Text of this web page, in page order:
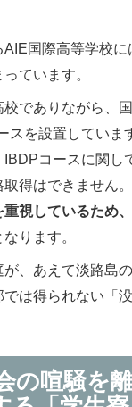
国際高等学校に
ています。
でありながら、
スを設置していま
コースに関し
得はできません。
重視しているため
なります。
、あえて淡路島
は得られない「
の喧騒を